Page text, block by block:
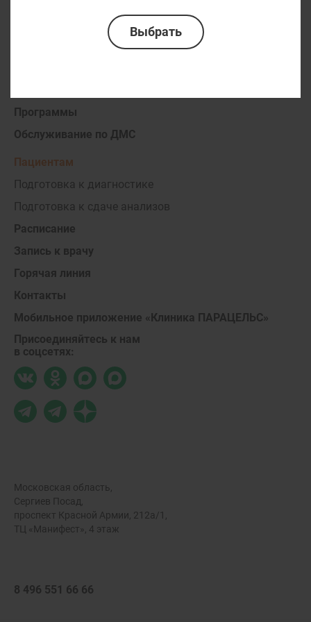
Операционная №1
Программы
Обслуживание по ДМС
Пациентам
Подготовка к диагностике
Подготовка к сдаче анализов
Расписание
Запись к врачу
Горячая линия
Контакты
Мобильное приложение «Клиника ПАРАЦЕЛЬС»
Присоединяйтесь к нам
в соцсетях:
Московская область,
Сергиев Посад,
проспект Красной Армии, 212а/1,
ТЦ «Манифест», 4 этаж
8 496 551 66 66